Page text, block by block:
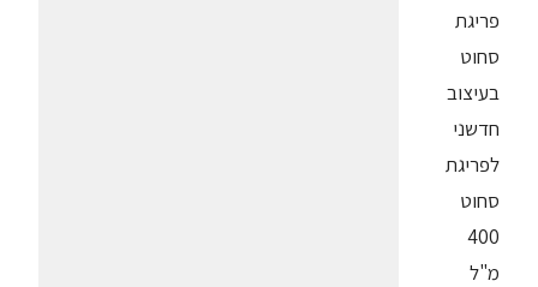
פריגת
סחוט
בעיצוב
חדשני
לפריגת
סחוט
400
מ"ל